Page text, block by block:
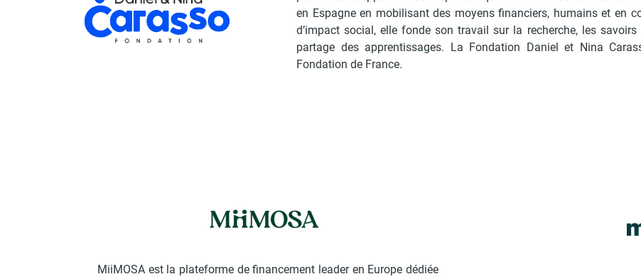
en Espagne en mobilisant des moyens financiers, humains et en
d’impact social, elle fonde son travail sur la recherche, les savoirs
partage des apprentissages. La Fondation Daniel et Nina
Fondation de France.
MiiMOSA est la plateforme de financement leader en Europe dédiée